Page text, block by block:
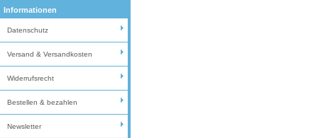
Informationen
Datenschutz
Versand & Versandkosten
Widerrufsrecht
Bestellen & bezahlen
Newsletter